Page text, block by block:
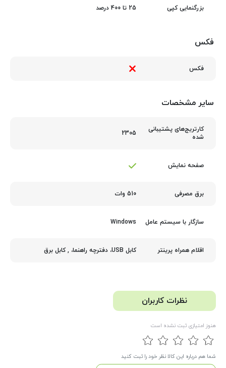
بزرگنمایی کپی 25 تا 400 درصد
فکس
فکس
سایر مشخصات
کارتریج‌های پشتیبانی
شده
2305
صفحه نمایش
برق مصرفی 510 وات
سازگار با سیستم عامل Windows
اقلام همراه پرینتر کابل USB، دفترچه راهنما، , کابل برق
نظرات کاربران
هنوز امتیازی ثبت نشده است
شما هم درباره این کالا نظر خود را ثبت کنید